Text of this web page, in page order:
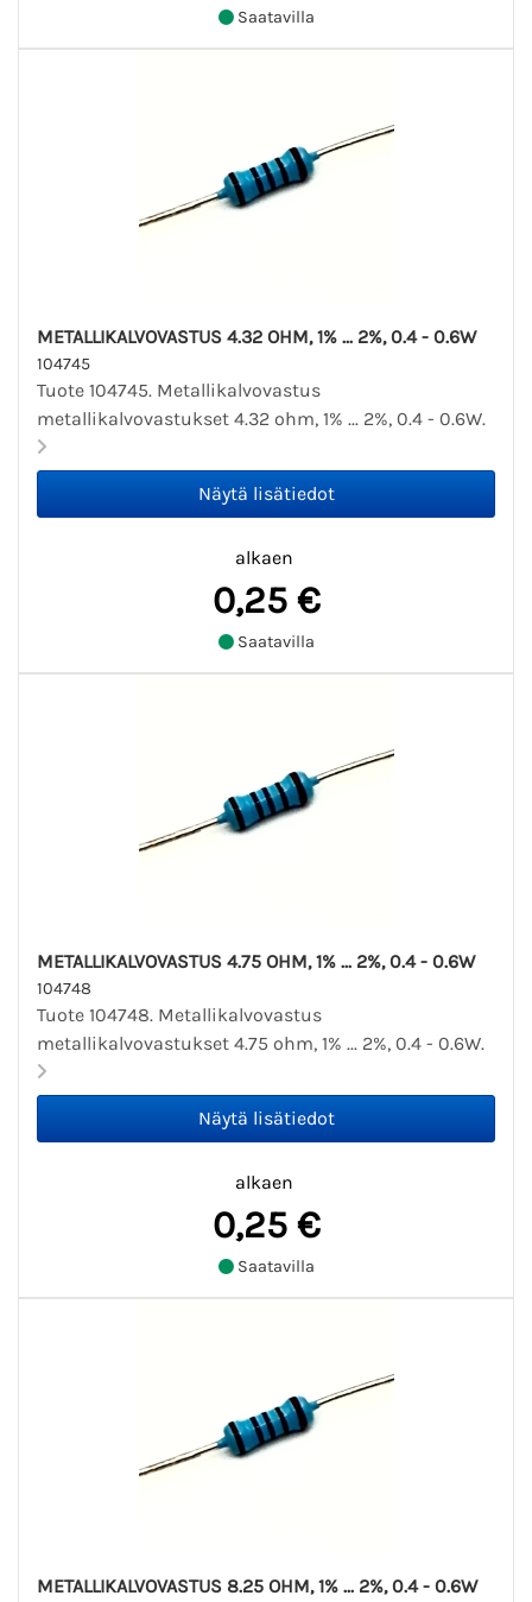
Saatavilla
METALLIKALVOVASTUS 4.32 OHM, 1% ... 2%, 0.4 - 0.6W
104745
Tuote 104745. Metallikalvovastus
metallikalvovastukset 4.32 ohm, 1% ... 2%, 0.4 - 0.6W.
alkaen
0,25 €
Saatavilla
METALLIKALVOVASTUS 4.75 OHM, 1% ... 2%, 0.4 - 0.6W
104748
Tuote 104748. Metallikalvovastus
metallikalvovastukset 4.75 ohm, 1% ... 2%, 0.4 - 0.6W.
alkaen
0,25 €
Saatavilla
METALLIKALVOVASTUS 8.25 OHM, 1% ... 2%, 0.4 - 0.6W